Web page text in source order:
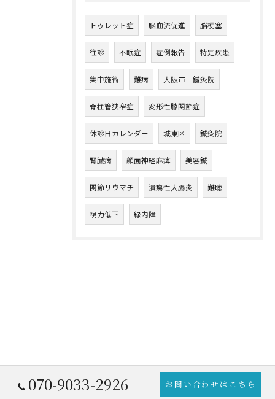
トゥレット症 脳血流促進 脳梗塞
往診 不眠症 症例報告 特定疾患
集中施術 難病 大阪市 鍼灸院
脊柱管狭窄症 変形性膝関節症
休診日カレンダー 城東区 鍼灸院
腎臓病 顔面神経麻痺 美容鍼
関節リウマチ 潰瘍性大腸炎 難聴
視力低下 緑内障
070-9033-2926 お問い合わせはこちら